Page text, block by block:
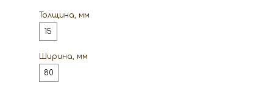
Толщина, мм
15
Ширина, мм
80